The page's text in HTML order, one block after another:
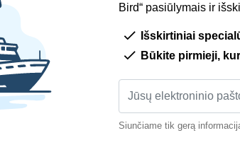
Bird“ pasiūlymais ir
Išskirtiniai
Būkite pirmieji,
Siunčiame tik gerą